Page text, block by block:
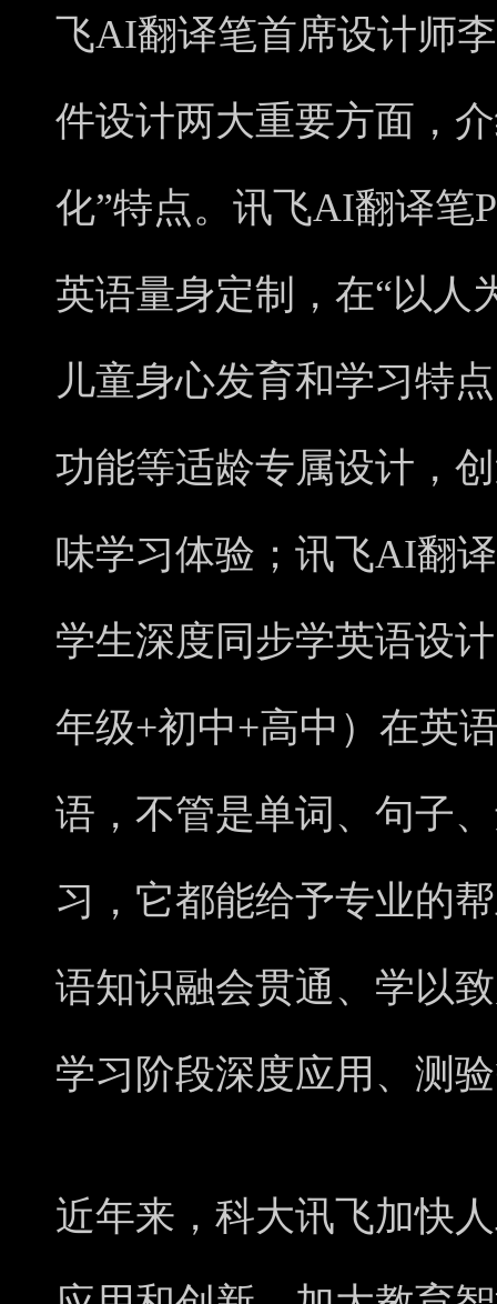
飞AI翻译笔首席设计师
件设计两大重要方面，
化”特点。讯飞AI翻译笔
英语量身定制，在“以人
儿童身心发育和学习特
功能等适龄专属设计，
味学习体验；讯飞AI翻
学生深度同步学英语设
年级+初中+高中）在英
语，不管是单词、句子
习，它都能给予专业的
语知识融会贯通、学以
学习阶段深度应用、测
近年来，科大讯飞加快